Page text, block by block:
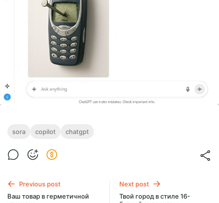
sora copilot chatgpt
Previous post
Ваш товар в герметичной
Next post
Твой город в стиле 16-